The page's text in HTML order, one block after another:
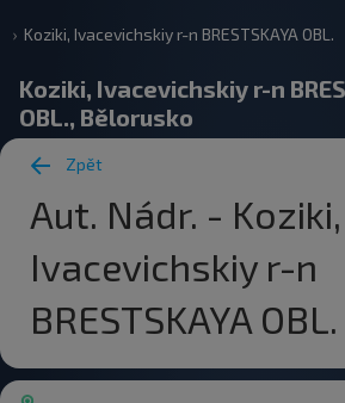
Koziki, Ivacevichskiy r-n BRESTSKAYA OBL.
Koziki, Ivacevichskiy r-n
OBL., Bělorusko
Zpět
Aut. Nádr. - Koziki,
Ivacevichskiy r-n
BRESTSKAYA OBL.